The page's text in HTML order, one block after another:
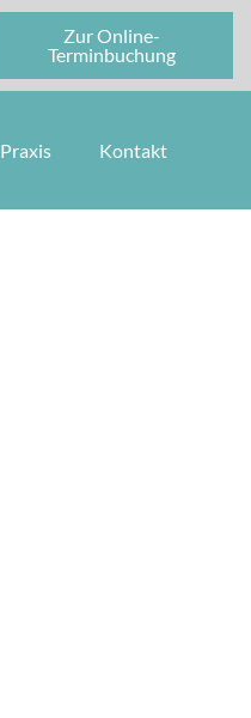
Zur Online-
Terminbuchung
Praxis Kontakt